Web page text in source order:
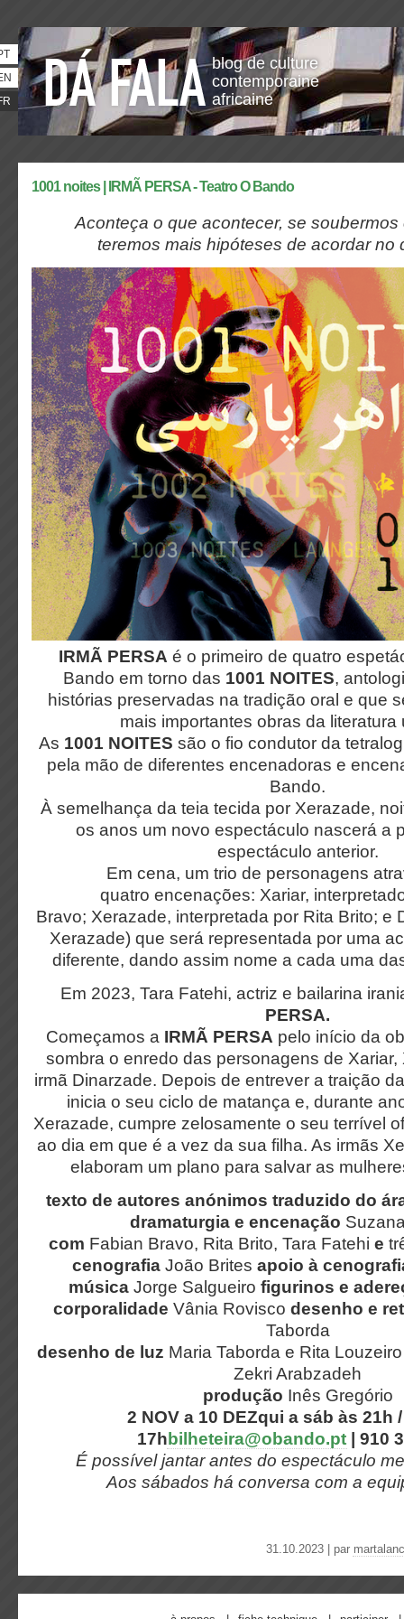
blog de culture
contemporaine
africaine
1001 noites | IRMÃ PERSA - Teatro O Bando
Aconteça o que acontecer, se soubermos
teremos mais hipóteses de acordar no
IRMÃ PERSA é o primeiro de quatro
Bando em torno das 1001 NOITES,
histórias preservadas na tradição oral e que
mais importantes obras da literatura
As 1001 NOITES são o fio condutor da
pela mão de diferentes encenadoras e
Bando.
À semelhança da teia tecida por Xerazade,
os anos um novo espectáculo nascerá a
espectáculo anterior.
Em cena, um trio de personagens
quatro encenações: Xariar,
Bravo; Xerazade, interpretada por Rita Brito; e
Xerazade) que será representada por uma
diferente, dando assim nome a cada uma
Em 2023, Tara Fatehi, actriz e bailarina
PERSA.
Começamos a IRMÃ PERSA pelo início da
sombra o enredo das personagens de
irmã Dinarzade. Depois de entrever a traição
inicia o seu ciclo de matança e, durante
Xerazade, cumpre zelosamente o seu terrível
ao dia em que é a vez da sua filha. As irmãs
elaboram um plano para salvar as
texto de autores anónimos traduzido do
dramaturgia e encenação
com Fabian Bravo, Rita Brito, Tara Fatehi e
cenografia João Brites apoio à
músicaJorge Salgueiro figurinos e
corporalidade Vânia Rovisco desenho e
Taborda
desenho de luz Maria Taborda e Rita
Zekri Arabzadeh
produção Inês Gregório
2 NOV a 10 DEZqui a sáb às 21h
17h bilheteira@obando.pt | 910
É possível jantar antes do espectáculo
Aos sábados há conversa com a
31.10.2023 | par